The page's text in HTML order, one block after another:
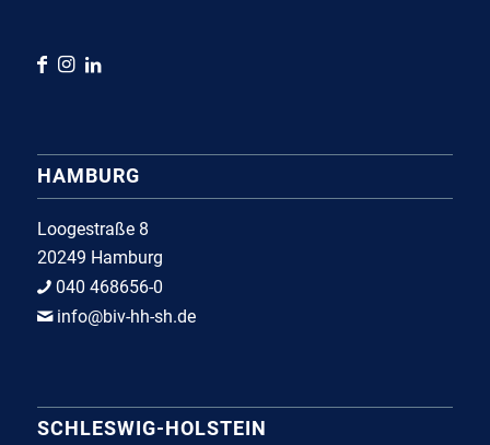
HAMBURG
Loogestraße 8
20249 Hamburg
040 468656-0
info@biv-hh-sh.de
SCHLESWIG-HOLSTEIN